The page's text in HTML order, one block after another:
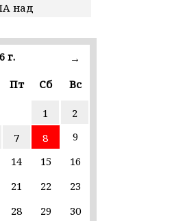
над
с рынка
дрифт-
не стоит
г.
→
Пт Сб Вс
1
2
7 8
9
14 15
16
21 22
23
28 29
30